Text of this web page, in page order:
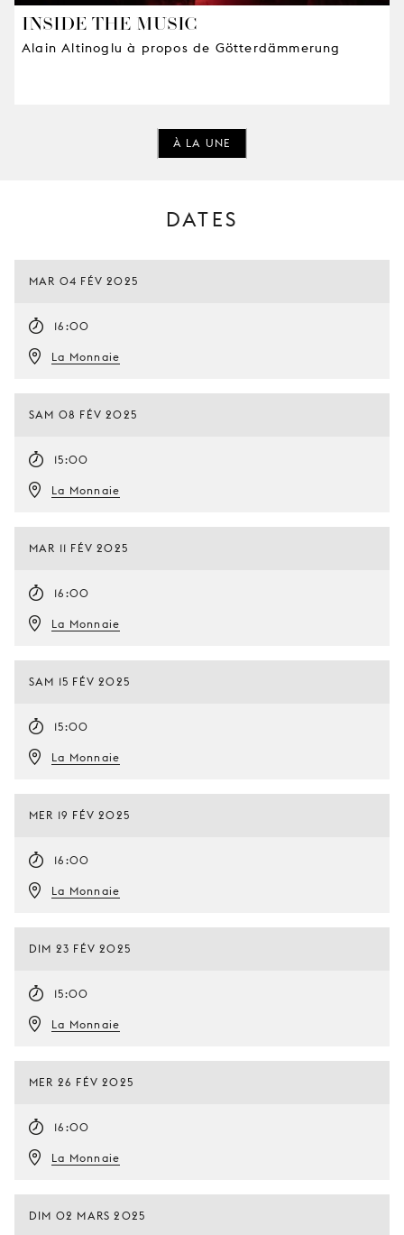
INSIDE THE MUSIC
Alain Altinoglu à propos de Götterdämmerung
À LA UNE
DATES
MAR 04 FÉV 2025
16:00
La Monnaie
SAM 08 FÉV 2025
15:00
La Monnaie
MAR 11 FÉV 2025
16:00
La Monnaie
SAM 15 FÉV 2025
15:00
La Monnaie
MER 19 FÉV 2025
16:00
La Monnaie
DIM 23 FÉV 2025
15:00
La Monnaie
MER 26 FÉV 2025
16:00
La Monnaie
DIM 02 MARS 2025